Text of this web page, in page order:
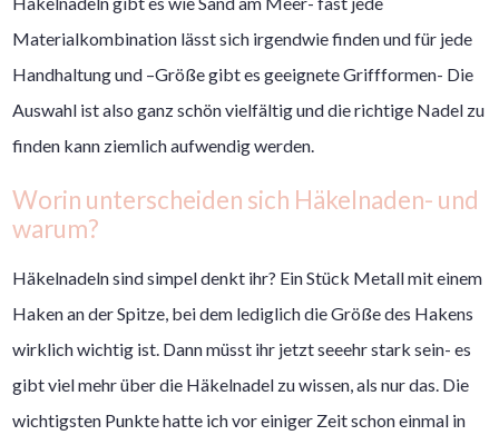
Materialkombination lässt sich irgendwie finden und für jede
Handhaltung und –Größe gibt es geeignete Griffformen- Die
Auswahl ist also ganz schön vielfältig und die richtige Nadel zu
finden kann ziemlich aufwendig werden.
Worin unterscheiden sich Häkelnaden- und
warum?
Häkelnadeln sind simpel denkt ihr? Ein Stück Metall mit einem
Haken an der Spitze, bei dem lediglich die Größe des Hakens
wirklich wichtig ist. Dann müsst ihr jetzt seeehr stark sein- es
gibt viel mehr über die Häkelnadel zu wissen, als nur das. Die
wichtigsten Punkte hatte ich vor einiger Zeit schon einmal in